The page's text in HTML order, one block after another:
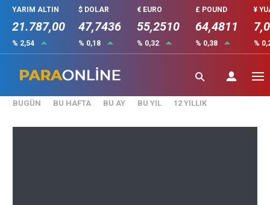
YARIM ALTIN
21.787,00
% 2,54
$ DOLAR
47,7436
% 0,18
€ EURO
55,2510
% 0,32
£ POUND
64,4811
% 0,38
¥
%
₺ ()
BUGÜN BU HAFTA BU AY BU YIL 12 YILLIK